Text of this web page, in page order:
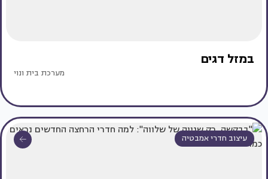
במזל דגים
מערכת בית ונוי
עיצוב חדרי אמבטיה